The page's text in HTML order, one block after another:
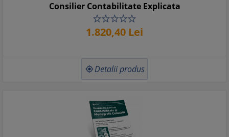
Consilier Contabilitate Explicata
1.820,40 Lei
 Detalii produs